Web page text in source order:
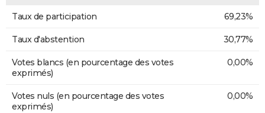
Taux de participation 69,23%
Taux d'abstention 30,77%
Votes blancs (en pourcentage des votes
exprimés)
0,00%
Votes nuls (en pourcentage des votes
exprimés)
0,00%